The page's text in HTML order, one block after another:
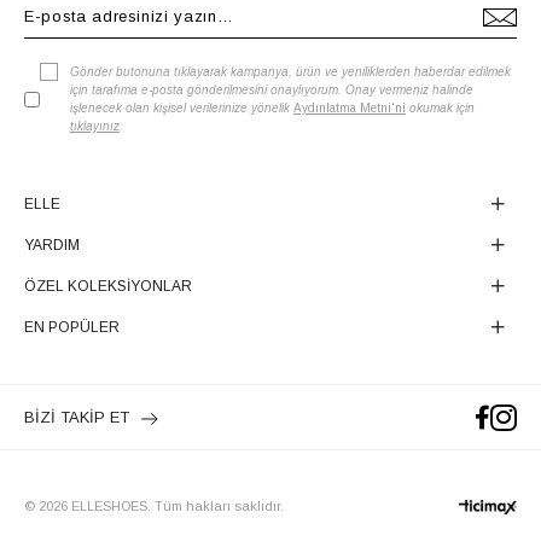
Gönder butonuna tıklayarak kampanya, ürün ve yeniliklerden haberdar edilmek
için tarafıma e-posta gönderilmesini onaylıyorum. Onay vermeniz halinde
işlenecek olan kişisel verilerinize yönelik Aydınlatma Metni'ni okumak için
tıklayınız
ELLE
YARDIM
ÖZEL KOLEKSİYONLAR
EN POPÜLER
BİZİ TAKİP ET
© 2026 ELLESHOES. Tüm hakları saklıdır.